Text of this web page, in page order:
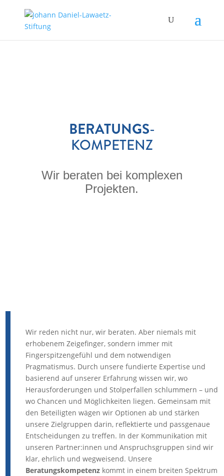
BERATUNGS­
KOMPETENZ
Wir beraten bei komplexen
Projekten.
Wir reden nicht nur, wir beraten. Aber niemals mit
erhobenem Zeigefinger, sondern immer mit
Fingerspitzengefühl und dem notwendigen
Pragmatismus. Durch unsere fundierte Expertise und
basierend auf unserer Erfahrung wissen wir, wo
Herausforderungen und Stolperfallen schlummern – und
wo Chancen und Möglichkeiten liegen. Gemeinsam mit
den Beteiligten wägen wir Optionen ab und stärken
unsere Zielgruppen darin, reflektierte und passgenaue
Entscheidungen zu treffen. In der Kommunikation mit
unseren Partner:innen und Anspruchsgruppen sind wir
klar, ehrlich und wegweisend. Unsere
Beratungskompetenz kommt in einem breiten Spektrum